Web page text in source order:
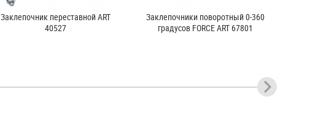
Заклепочник переставной ART
40527
Заклепочники поворотный 0-360
градусов FORCE ART 67801
Заклепочники ручной поворотный
BOLK ART BK41003